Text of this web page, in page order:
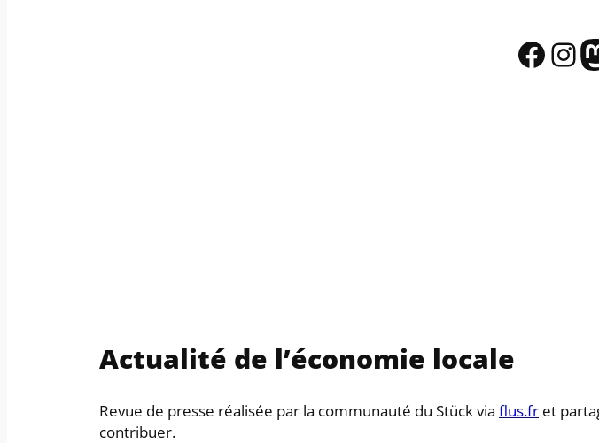
Actualité de l’économie locale
Revue de presse réalisée par la communauté du Stück via flus.fr et
contribuer.